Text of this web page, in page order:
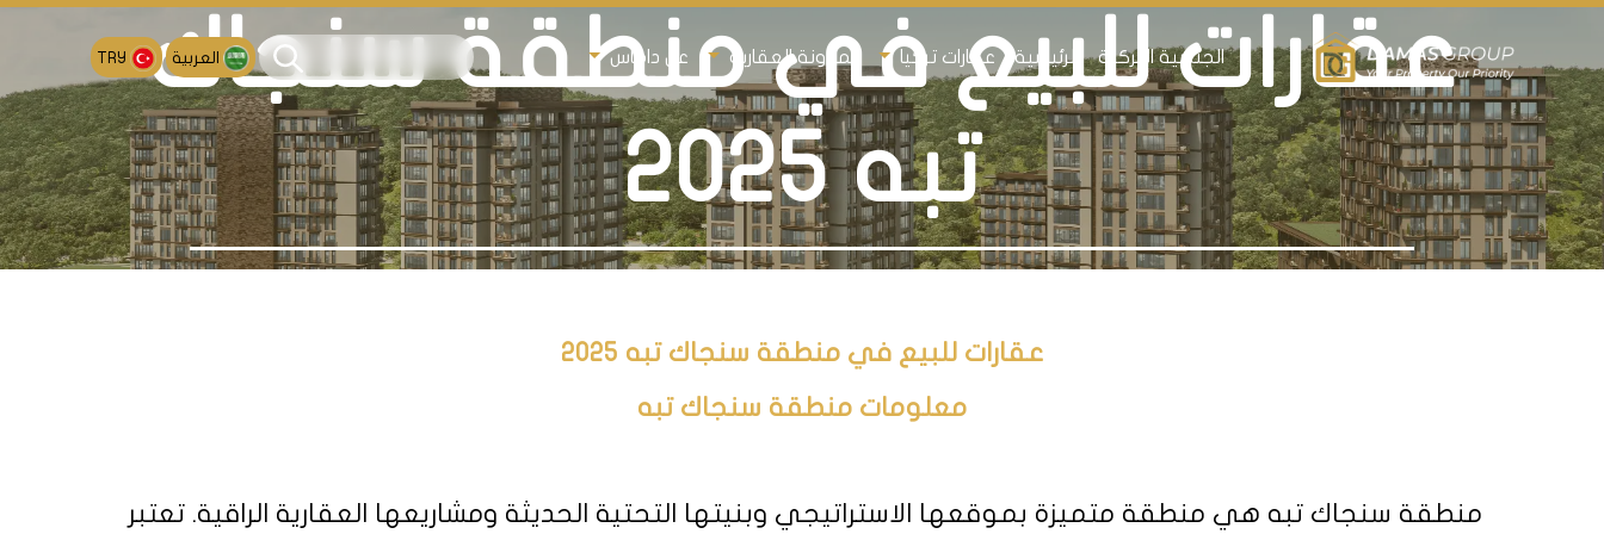
الجنسية التركية الرئيسية عقارات تركيا المدونة العقارية عن داماس العربية TRY
عقارات للبيع في منطقة سنجاك
تبه 2025
عقارات للبيع في منطقة سنجاك تبه 2025
معلومات منطقة سنجاك تبه
منطقة سنجاك تبه هي منطقة متميزة بموقعها الاستراتيجي وبنيتها التحتية الحديثة ومشاريعها العقارية الراقية. تعتبر